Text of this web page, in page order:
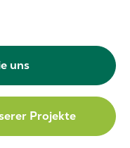
uns
Projekte